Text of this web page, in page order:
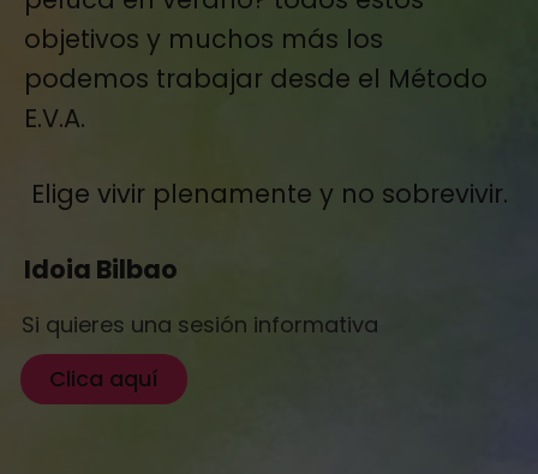
objetivos y muchos más los
podemos trabajar desde el Método
E.V.A.
Elige vivir plenamente y no sobrevivir.
Idoia Bilbao
Si quieres una sesión informativa
Clica aquí